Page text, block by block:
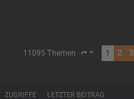
11095 Themen Seite von444
1 2 3
ZUGRIFFE LETZTER BEITRAG